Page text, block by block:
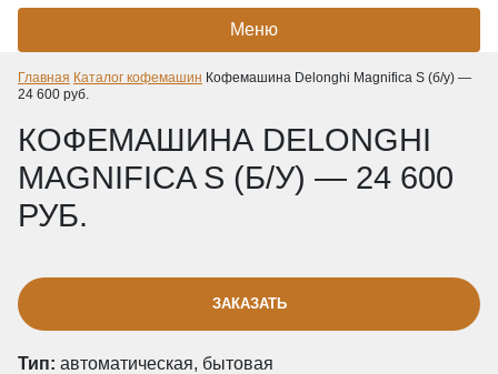
Меню
Главная Каталог кофемашин Кофемашина Delonghi Magnifica S (б/у) —
24 600 руб.
КОФЕМАШИНА DELONGHI
MAGNIFICA S (Б/У) — 24 600
РУБ.
ЗАКАЗАТЬ
Тип: автоматическая, бытовая